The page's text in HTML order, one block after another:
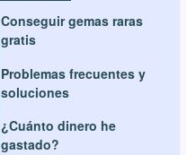
Conseguir gemas raras
gratis
Problemas frecuentes y
soluciones
¿Cuánto dinero he
gastado?